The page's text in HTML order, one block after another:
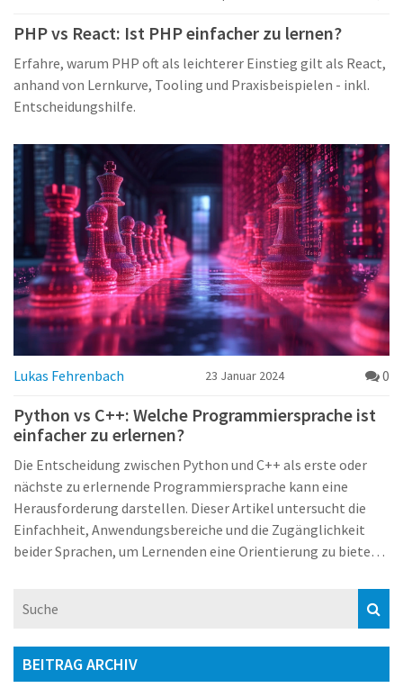
PHP vs React: Ist PHP einfacher zu lernen?
Erfahre, warum PHP oft als leichterer Einstieg gilt als React,
anhand von Lernkurve, Tooling und Praxisbeispielen - inkl.
Entscheidungshilfe.
Lukas Fehrenbach 23 Januar 2024 0
Python vs C++: Welche Programmiersprache ist
einfacher zu erlernen?
Die Entscheidung zwischen Python und C++ als erste oder
nächste zu erlernende Programmiersprache kann eine
Herausforderung darstellen. Dieser Artikel untersucht die
Einfachheit, Anwendungsbereiche und die Zugänglichkeit
beider Sprachen, um Lernenden eine Orientierung zu bieten.
Entscheidungshilfe zu bieten. Entdecken Sie, welche Sprache
BEITRAG ARCHIV